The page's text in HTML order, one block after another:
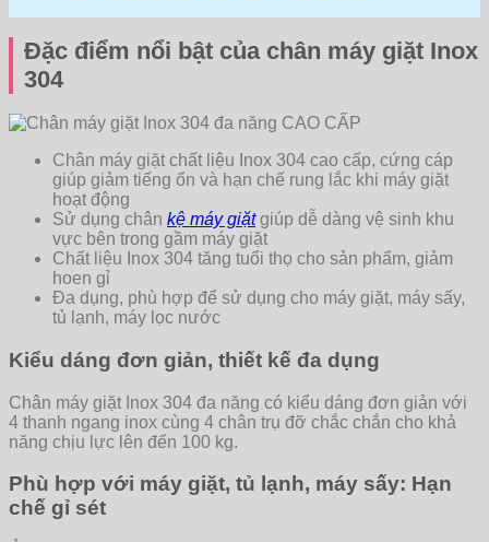
Đặc điểm nổi bật của chân máy giặt Inox
304
Chân máy giặt chất liệu Inox 304 cao cấp, cứng cáp
giúp giảm tiếng ổn và hạn chế rung lắc khi máy giặt
hoạt động
Sử dụng chân kệ máy giặtgiúp dễ dàng vệ sinh khu
vực bên trong gầm máy giặt
Chất liệu Inox 304 tăng tuổi thọ cho sản phẩm, giảm
hoen gỉ
Đa dụng, phù hợp để sử dụng cho máy giặt, máy sấy,
tủ lạnh, máy lọc nước
Kiểu dáng đơn giản, thiết kế đa dụng
Chân máy giặt Inox 304 đa năng có kiểu dáng đơn giản với
4 thanh ngang inox cùng 4 chân trụ đỡ chắc chắn cho khả
năng chịu lực lên đến 100 kg.
Phù hợp với máy giặt, tủ lạnh, máy sấy: Hạn
chế gỉ sét